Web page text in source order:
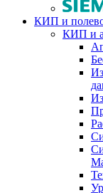
КИП и
КИП и